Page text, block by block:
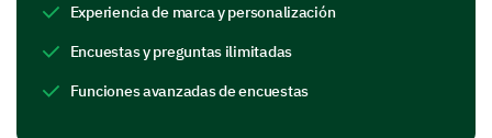
Diving Deeper into the Event Aspects
Let's explore your thoughts about certain
components of our event even further.
Experiencia de marca y personalización
Encuestas y preguntas ilimitadas
Funciones avanzadas de encuestas